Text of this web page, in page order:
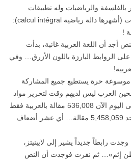
بالفلسفة والرياضيات وله تطبيقات
رياضية عديدة تدرس في الثانويات (أشهرها دالة رياضية calcul intégral):
!
أن اللغة العربية غائبة، بدأت
الروابط البارزة باللون الأزرق… وفي
حرة يستطيع جميع المشاركة
العرب ليس لديهم وقت لتحرير مواد
تفيد أخوانهم العرب لذا توجد حتى اليوم الآن 536,008 مقالة بالعربية فقط
لا غير، بينما باللغة الانكليزية توجد 5,458,059 مقالة… أي عشر أضعاف
رابطاً جديداً يشير إلى لايبنيتز،
إثم»… ثم نقرت فوجدت أن النص